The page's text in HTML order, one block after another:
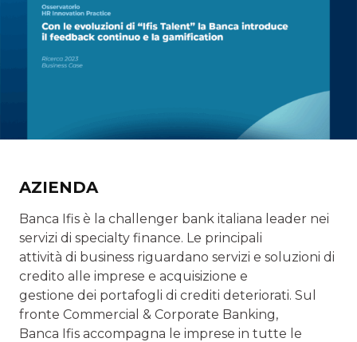
AZIENDA
Banca Ifis è la challenger bank italiana leader nei
servizi di specialty finance. Le principali
attività di business riguardano servizi e soluzioni di
credito alle imprese e acquisizione e
gestione dei portafogli di crediti deteriorati. Sul
fronte Commercial & Corporate Banking,
Banca Ifis accompagna le imprese in tutte le